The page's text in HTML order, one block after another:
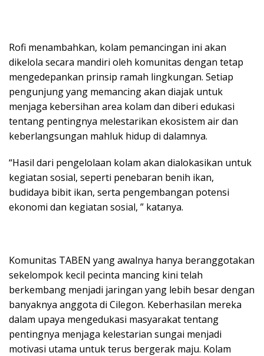
Rofi menambahkan, kolam pemancingan ini akan
dikelola secara mandiri oleh komunitas dengan tetap
mengedepankan prinsip ramah lingkungan. Setiap
pengunjung yang memancing akan diajak untuk
menjaga kebersihan area kolam dan diberi edukasi
tentang pentingnya melestarikan ekosistem air dan
keberlangsungan mahluk hidup di dalamnya.
“Hasil dari pengelolaan kolam akan dialokasikan untuk
kegiatan sosial, seperti penebaran benih ikan,
budidaya bibit ikan, serta pengembangan potensi
ekonomi dan kegiatan sosial, ” katanya.
Komunitas TABEN yang awalnya hanya beranggotakan
sekelompok kecil pecinta mancing kini telah
berkembang menjadi jaringan yang lebih besar dengan
banyaknya anggota di Cilegon. Keberhasilan mereka
dalam upaya mengedukasi masyarakat tentang
pentingnya menjaga kelestarian sungai menjadi
motivasi utama untuk terus bergerak maju. Kolam